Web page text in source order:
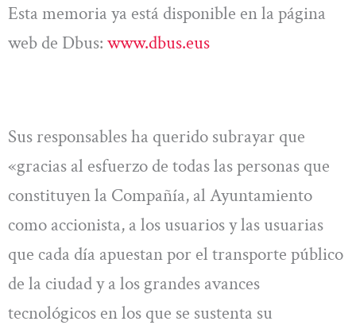
Esta memoria ya está disponible en la página
web de Dbus: www.dbus.eus
Sus responsables ha querido subrayar que
«gracias al esfuerzo de todas las personas que
constituyen la Compañía, al Ayuntamiento
como accionista, a los usuarios y las usuarias
que cada día apuestan por el transporte público
de la ciudad y a los grandes avances
tecnológicos en los que se sustenta su